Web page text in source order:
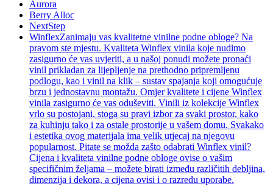
Aurora
Berry Alloc
NextStep
WinflexZanimaju vas kvalitetne vinilne podne obloge? Na
pravom ste mjestu. Kvaliteta Winflex vinila koje nudimo
zasigurno će vas uvjeriti, a u našoj ponudi možete pronaći
vinil prikladan za lijepljenje na prethodno pripremljenu
podlogu, kao i vinil na klik – sustav spajanja koji omogućuje
brzu i jednostavnu montažu. Omjer kvalitete i cijene Winflex
vinila zasigurno će vas oduševiti. Vinili iz kolekcije Winflex
vrlo su postojani, stoga su pravi izbor za svaki prostor, kako
za kuhinju tako i za ostale prostorije u vašem domu. Svakako
i estetika ovog materijala ima velik utjecaj na njegovu
popularnost. Pitate se možda zašto odabrati Winflex vinil?
Cijena i kvaliteta vinilne podne obloge ovise o vašim
specifičnim željama – možete birati između različitih debljina,
dimenzija i dekora, a cijena ovisi i o razredu uporabe.